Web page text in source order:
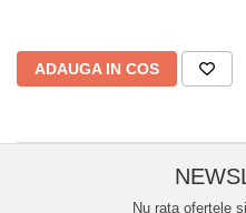
ADAUGA IN COS